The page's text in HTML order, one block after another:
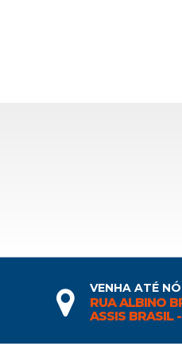
VENHA ATÉ
RUA ALBINO
ASSIS BRASIL